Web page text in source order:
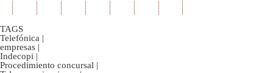
TAGS
Telefónica |
empresas |
Indecopi |
Procedimiento concursal |